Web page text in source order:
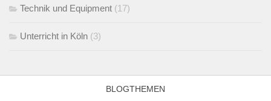
Technik und Equipment (17)
Unterricht in Köln (3)
BLOGTHEMEN